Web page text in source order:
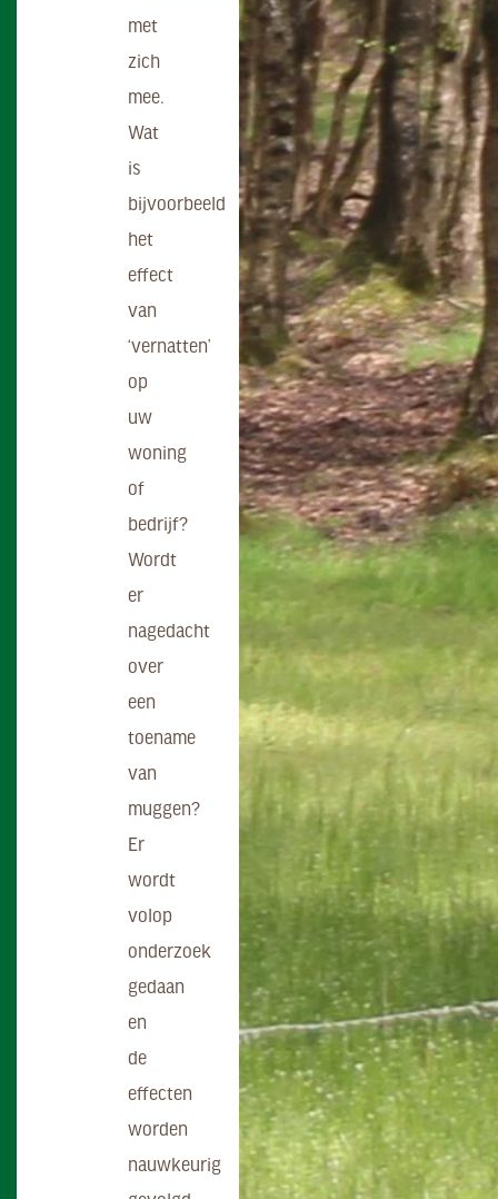
met
zich
mee.
Wat
is
bijvoorbeeld
het
effect
van
‘vernatten’
op
uw
woning
of
bedrijf?
Wordt
er
nagedacht
over
een
toename
van
muggen?
Er
wordt
volop
onderzoek
gedaan
en
de
effecten
worden
nauwkeurig